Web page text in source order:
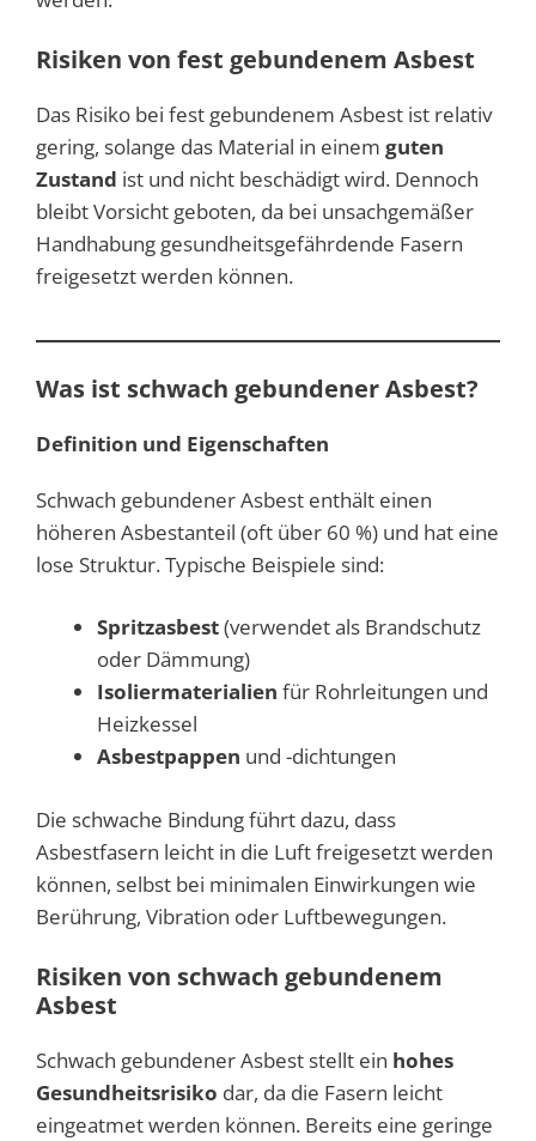
Risiken von fest gebundenem Asbest
Das Risiko bei fest gebundenem Asbest ist relativ
gering, solange das Material in einem guten
Zustand ist und nicht beschädigt wird. Dennoch
bleibt Vorsicht geboten, da bei unsachgemäßer
Handhabung gesundheitsgefährdende Fasern
freigesetzt werden können.
Was ist schwach gebundener Asbest?
Definition und Eigenschaften
Schwach gebundener Asbest enthält einen
höheren Asbestanteil (oft über 60 %) und hat eine
lose Struktur. Typische Beispiele sind:
Spritzasbest(verwendet als Brandschutz
oder Dämmung)
Isoliermaterialien für Rohrleitungen und
Heizkessel
Asbestpappen und -dichtungen
Die schwache Bindung führt dazu, dass
Asbestfasern leicht in die Luft freigesetzt werden
können, selbst bei minimalen Einwirkungen wie
Berührung, Vibration oder Luftbewegungen.
Risiken von schwach gebundenem
Asbest
Schwach gebundener Asbest stellt ein hohes
Gesundheitsrisiko dar, da die Fasern leicht
eingeatmet werden können. Bereits eine geringe